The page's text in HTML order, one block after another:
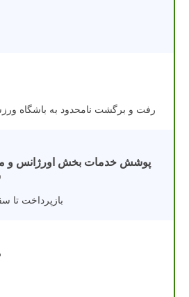
پوشش خدمات بخش اورژانس و